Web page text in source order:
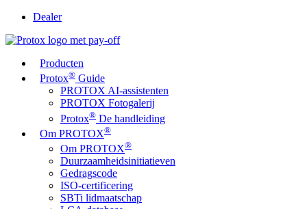
Dealer
Producten
Protox® Guide
PROTOX AI-assistenten
PROTOX Fotogalerij
Protox® De handleiding
Om PROTOX®
Om PROTOX®
Duurzaamheidsinitiatieven
Gedragscode
ISO-certificering
SBTi lidmaatschap